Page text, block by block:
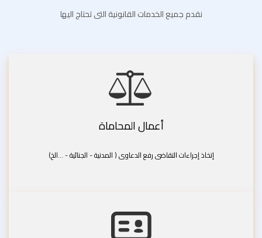
نقدم جميع الخدمات القانونية التى تحتاج اليها
أعمال المحاماة
إتخاذ إجراءات التقاضى رفع الدعاوى ( المدنية - الجنائية - ...الخ)